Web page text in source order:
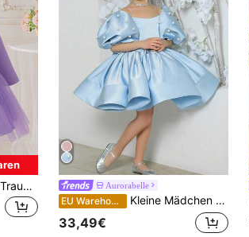
Frühlings-Neuheit Kinder Traumhaftes Lila Abendkleid Set: Kurze Quasten Jacke + Spitze Tüll Ballonrock 2-teiliges Set, Mädchen modisches elegantes Langarm Top mit Blumen Dekor Kleid für Geburtstag, Hochzeit, Fest Aurorabelle
EU Warehouse Kleine Mädchen Perlen Blütenärmel Schleife Party Hellblau Kleid Elegantes Prinzessinnenkleid Mädchenkleid Geeignet für Geburtstagsparty Geschenk Partykleid Ball Aufführung Blumenmädchen Hochzeitskleid Feiertagsfeier Outfit
33,49€